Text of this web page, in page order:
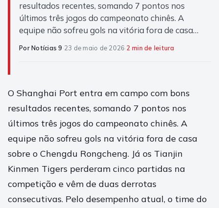
resultados recentes, somando 7 pontos nos
últimos três jogos do campeonato chinês. A
equipe não sofreu gols na vitória fora de casa…
Por Notícias 9·23 de maio de 2026·2 min de leitura
O Shanghai Port entra em campo com bons
resultados recentes, somando 7 pontos nos
últimos três jogos do campeonato chinês. A
equipe não sofreu gols na vitória fora de casa
sobre o Chengdu Rongcheng. Já os Tianjin
Kinmen Tigers perderam cinco partidas na
competição e vêm de duas derrotas
consecutivas. Pelo desempenho atual, o time do